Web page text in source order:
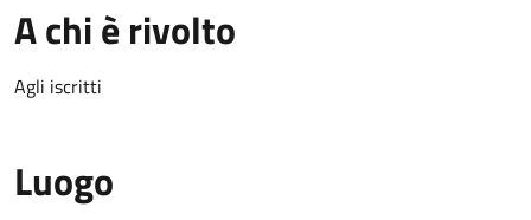
A chi è rivolto
Agli iscritti
Luogo